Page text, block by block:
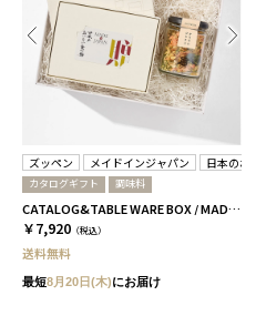
ズッペン メイドインジャパン 日本のお
カタログギフト 調味料
CATALOG&TABLE WARE BOX / MADE IN JAPAN / ズッペン タマネギベース / 全4種 C MJ08＋蓮
￥7,920 （税込）
送料無料
最短8月20日(木)にお届け